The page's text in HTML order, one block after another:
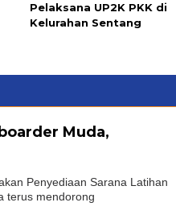
Pelaksana UP2K PKK di
Kelurahan Sentang
Muda,
Penyediaan Sarana Latihan
terus mendorong